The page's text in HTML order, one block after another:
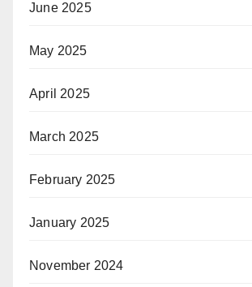
June 2025
May 2025
April 2025
March 2025
February 2025
January 2025
November 2024